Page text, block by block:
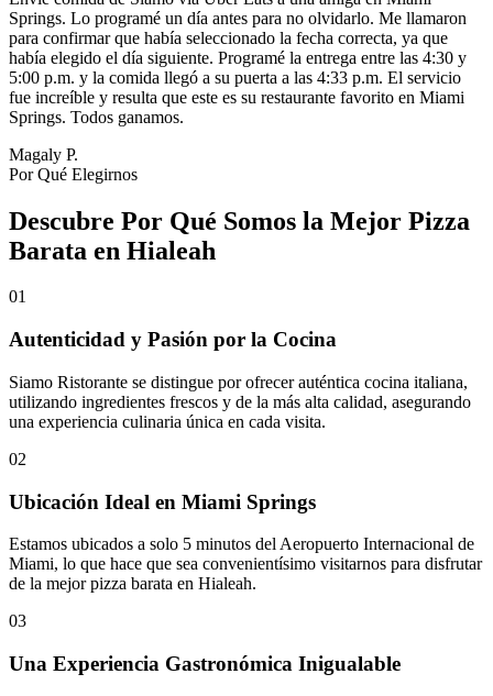
Springs. Lo programé un día antes para no olvidarlo. Me llamaron
para confirmar que había seleccionado la fecha correcta, ya que
había elegido el día siguiente. Programé la entrega entre las 4:30 y
5:00 p.m. y la comida llegó a su puerta a las 4:33 p.m. El servicio
fue increíble y resulta que este es su restaurante favorito en Miami
Springs. Todos ganamos.
Magaly P.
Por Qué Elegirnos
Descubre Por Qué Somos la Mejor Pizza
Barata en Hialeah
01
Autenticidad y Pasión por la Cocina
Siamo Ristorante se distingue por ofrecer auténtica cocina italiana,
utilizando ingredientes frescos y de la más alta calidad, asegurando
una experiencia culinaria única en cada visita.
02
Ubicación Ideal en Miami Springs
Estamos ubicados a solo 5 minutos del Aeropuerto Internacional de
Miami, lo que hace que sea convenientísimo visitarnos para disfrutar
de la mejor pizza barata en Hialeah.
03
Una Experiencia Gastronómica Inigualable